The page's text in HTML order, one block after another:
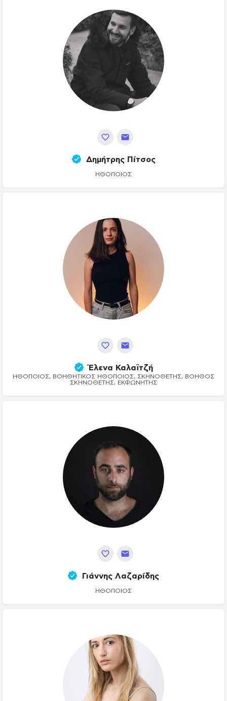
Δημήτρης Πίτσος
ΗΘΟΠΟΙΌΣ
Έλενα Καλαϊτζή
ΗΘΟΠΟΙΌΣ, ΒΟΗΘΗΤΙΚΌΣ ΗΘΟΠΟΙΌΣ, ΣΚΗΝΟΘΈΤΗΣ, ΒΟΗΘΌΣ
ΣΚΗΝΟΘΈΤΗΣ, ΕΚΦΩΝΗΤΉΣ
Γιάννης Λαζαρίδης
ΗΘΟΠΟΙΌΣ